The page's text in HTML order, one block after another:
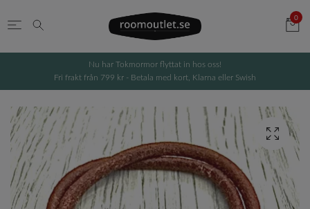
0
Nu har Tokmormor flyttat in hos oss!
Fri frakt från 799 kr - Betala med kort, Klarna eller Swish